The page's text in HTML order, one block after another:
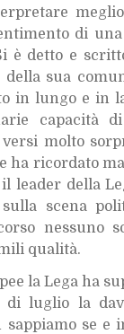
di
è det­to e
del­la sua
in lun­go e in
ca­pa­ci­tà
mol­to
ha ri­cor­da­to
lea­der del­la
sce­na
nes­su­no
qua­li­tà.
la Lega ha
di lu­glio la
sap­pia­mo se e